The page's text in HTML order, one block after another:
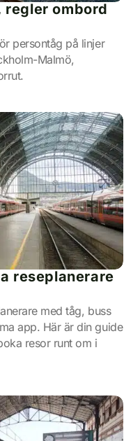
regler ombord
persontåg på linjer
Malmö,
reseplanerare
med tåg, buss
app. Här är din guide
resor runt om i